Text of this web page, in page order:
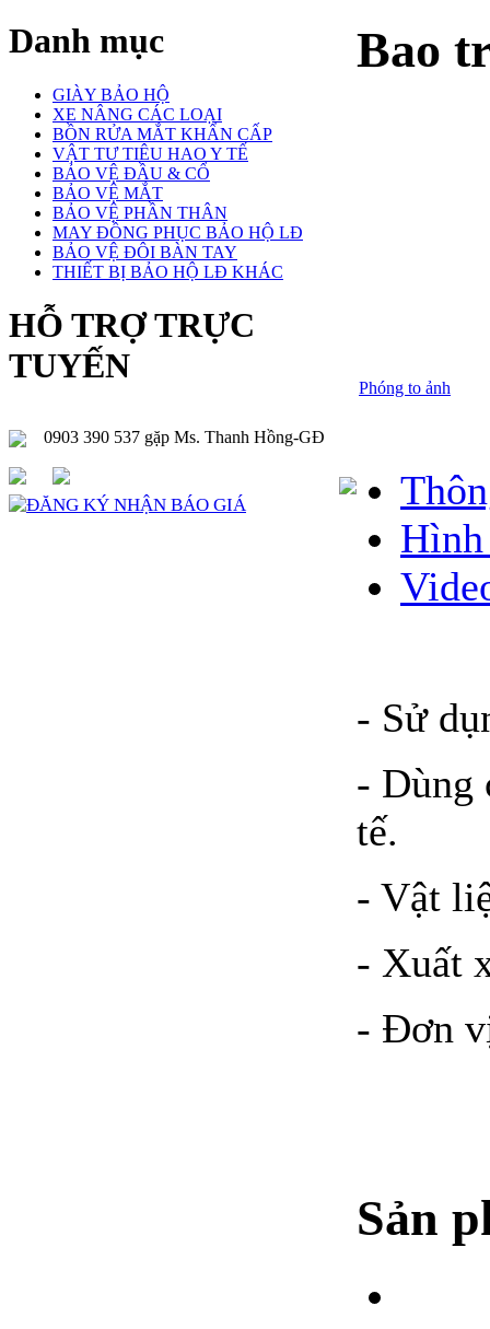
Danh mục
GIÀY BẢO HỘ
XE NÂNG CÁC LOẠI
BỒN RỬA MẮT KHẨN CẤP
VẬT TƯ TIÊU HAO Y TẾ
BẢO VỆ ĐẦU & CỔ
BẢO VỆ MẮT
BẢO VỆ PHẦN THÂN
MAY ĐỒNG PHỤC BẢO HỘ LĐ
BẢO VỆ ĐÔI BÀN TAY
THIẾT BỊ BẢO HỘ LĐ KHÁC
HỖ TRỢ TRỰC
TUYẾN
0903 390 537 gặp Ms. Thanh Hồng-GĐ
Bao
Phóng to ảnh
Hình
- Sử
- Dùng
tế.
- Vật
- Xuất
- Đơn
Sản